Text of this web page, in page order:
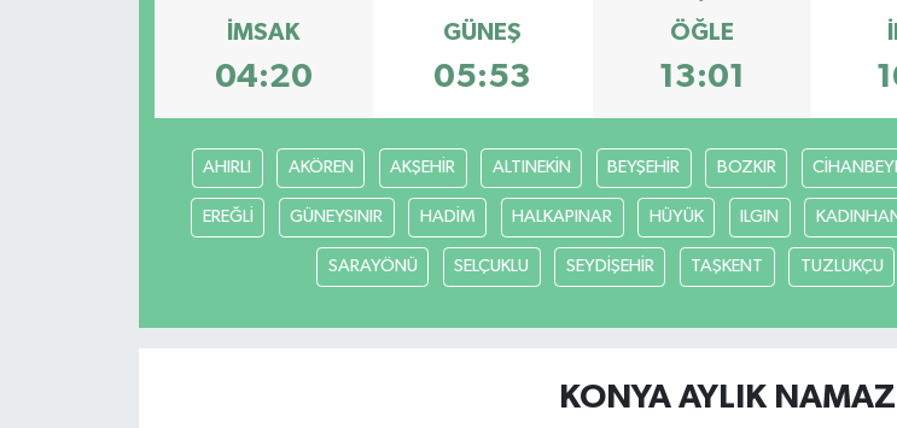
İMSAK
04:20
GÜNEŞ
05:53
ÖĞLE
13:01
AHIRLI AKÖREN AKŞEHİR ALTINEKİN BEYŞEHİR BOZKIR
EREĞLİ GÜNEYSINIR HADİM HALKAPINAR HÜYÜK ILGIN
SARAYÖNÜ SELÇUKLU SEYDİŞEHİR TAŞKENT TUZLUKÇU
KONYA AYLIK